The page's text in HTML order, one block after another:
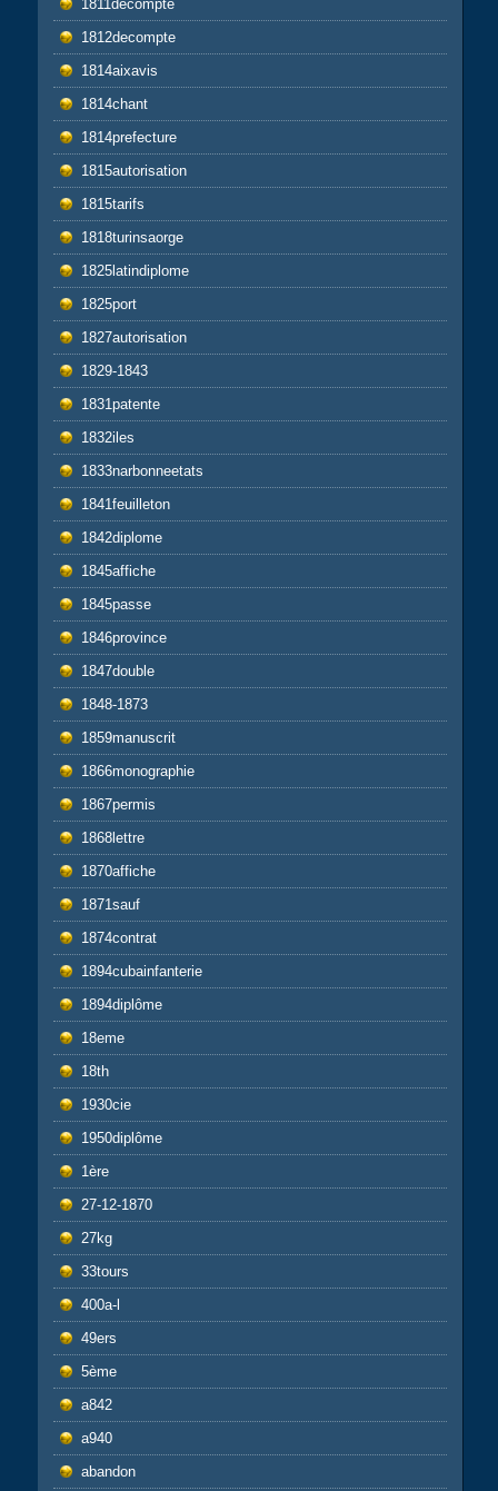
1811decompte
1812decompte
1814aixavis
1814chant
1814prefecture
1815autorisation
1815tarifs
1818turinsaorge
1825latindiplome
1825port
1827autorisation
1829-1843
1831patente
1832iles
1833narbonneetats
1841feuilleton
1842diplome
1845affiche
1845passe
1846province
1847double
1848-1873
1859manuscrit
1866monographie
1867permis
1868lettre
1870affiche
1871sauf
1874contrat
1894cubainfanterie
1894diplôme
18eme
18th
1930cie
1950diplôme
1ère
27-12-1870
27kg
33tours
400a-l
49ers
5ème
a842
a940
abandon